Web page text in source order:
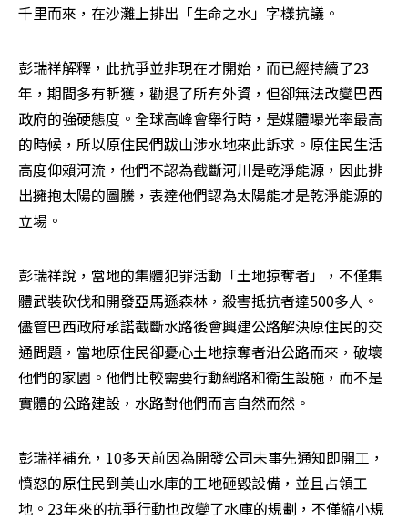
千里而來，在沙灘上排出「生命之水」字樣抗議。
彭瑞祥解釋，此抗爭並非現在才開始，而已經持續了23
年，期間多有斬獲，勸退了所有外資，但卻無法改變巴西
政府的強硬態度。全球高峰會舉行時，是媒體曝光率最高
的時候，所以原住民們跋山涉水地來此訴求。原住民生活
高度仰賴河流，他們不認為截斷河川是乾淨能源，因此排
出擁抱太陽的圖騰，表達他們認為太陽能才是乾淨能源的
立場。
彭瑞祥說，當地的集體犯罪活動「土地掠奪者」，不僅集
體武裝砍伐和開發亞馬遜森林，殺害抵抗者達500多人。
儘管巴西政府承諾截斷水路後會興建公路解決原住民的交
通問題，當地原住民卻憂心土地掠奪者沿公路而來，破壞
他們的家園。他們比較需要行動網路和衛生設施，而不是
實體的公路建設，水路對他們而言自然而然。
彭瑞祥補充，10多天前因為開發公司未事先通知即開工，
憤怒的原住民到美山水庫的工地砸毀設備，並且占領工
地。23年來的抗爭行動也改變了水庫的規劃，不僅縮小規